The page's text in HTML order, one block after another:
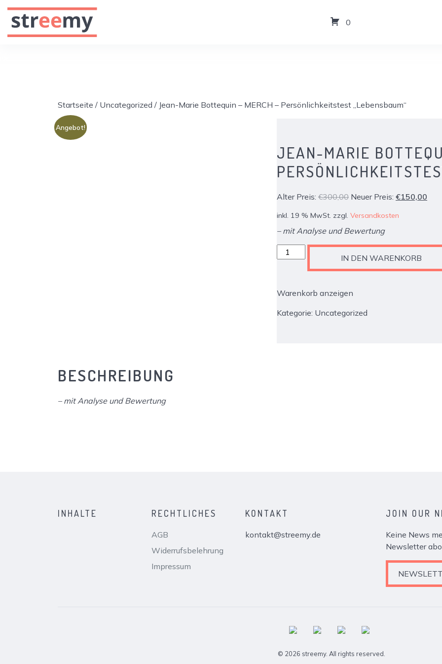
0
Startseite / Uncategorized / Jean-Marie Bottequin – MERCH – Persönlichkeitstest „Lebensbaum“
Angebot!
JEAN-MARIE
Alter Preis: €300,00 Ursprünglicher
war:
€300,00
Neuer Preis: €150,00
inkl. 19 % MwSt. zzgl. Versandkosten
– mit Analyse und Bewertung
Jean-
Marie
Bottequin
MERCH
-
IN DEN WARENKORB
Warenkorb anzeigen
Kategorie: Uncategorized
BESCHREIBUNG
– mit Analyse und Bewertung
INHALTE RECHTLICHES
AGB
Widerrufsbelehrung
Impressum
KONTAKT
kontakt@streemy.de
JOIN OUR
Keine News
Newsletter
© 2026 streemy. All rights reserved.